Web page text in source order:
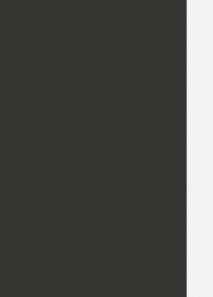
），
品或內